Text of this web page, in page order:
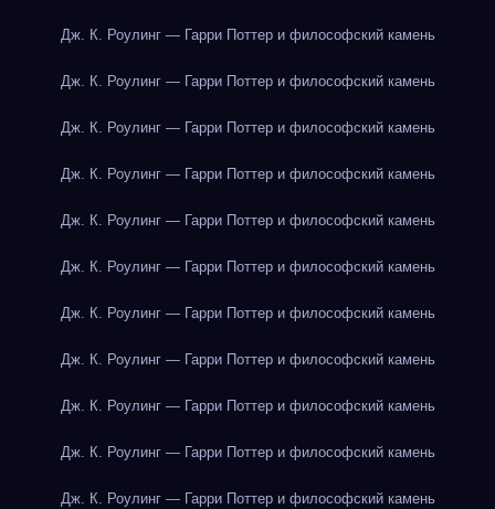
Дж. К. Роулинг — Гарри Поттер и философский камень
Дж. К. Роулинг — Гарри Поттер и философский камень
Дж. К. Роулинг — Гарри Поттер и философский камень
Дж. К. Роулинг — Гарри Поттер и философский камень
Дж. К. Роулинг — Гарри Поттер и философский камень
Дж. К. Роулинг — Гарри Поттер и философский камень
Дж. К. Роулинг — Гарри Поттер и философский камень
Дж. К. Роулинг — Гарри Поттер и философский камень
Дж. К. Роулинг — Гарри Поттер и философский камень
Дж. К. Роулинг — Гарри Поттер и философский камень
Дж. К. Роулинг — Гарри Поттер и философский камень